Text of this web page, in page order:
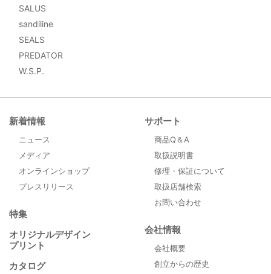
新着情報
ニュース
メディア
オンラインショップ
プレスリリース
特集
オリジナルデザイン
プリント
カタログ
サポート
商品Q＆A
取扱説明書
修理・保証について
取扱店舗検索
お問い合わせ
会社情報
会社概要
創立からの歴史
SALUS
sandiline
SEALS
PREDATOR
W.S.P.